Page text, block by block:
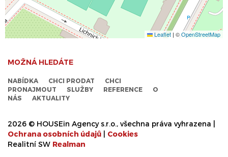
Leaflet | ©OpenStreetMap
MOŽNÁ HLEDÁTE
NABÍDKA CHCI PRODAT
CHCI
PRONAJMOUT
SLUŽBY REFERENCE
O
NÁS
AKTUALITY
2026 © HOUSEin Agency s.r.o., všechna práva vyhrazena |
Ochrana osobních údajů
Cookies
Realitní SW Realman